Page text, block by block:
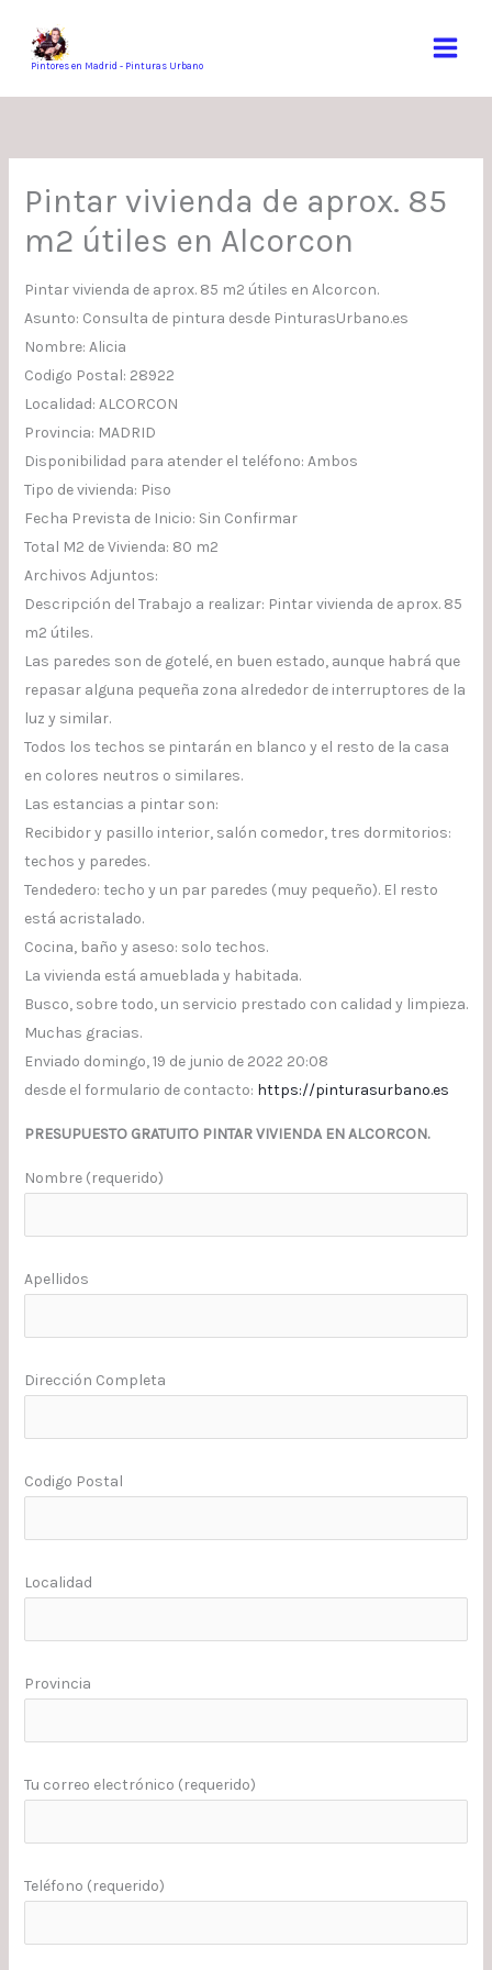
contenidoPintores en Madrid - Pinturas Urbano
Pintar vivienda de aprox. 85
m2 útiles en Alcorcon
Pintar vivienda de aprox. 85 m2 útiles en Alcorcon.
Asunto: Consulta de pintura desde PinturasUrbano.es
Nombre: Alicia
Codigo Postal: 28922
Localidad: ALCORCON
Provincia: MADRID
Disponibilidad para atender el teléfono: Ambos
Tipo de vivienda: Piso
Fecha Prevista de Inicio: Sin Confirmar
Total M2 de Vivienda: 80 m2
Archivos Adjuntos:
Descripción del Trabajo a realizar: Pintar vivienda de aprox. 85
m2 útiles.
Las paredes son de gotelé, en buen estado, aunque habrá que
repasar alguna pequeña zona alrededor de interruptores de la
luz y similar.
Todos los techos se pintarán en blanco y el resto de la casa
en colores neutros o similares.
Las estancias a pintar son:
Recibidor y pasillo interior, salón comedor, tres dormitorios:
techos y paredes.
Tendedero: techo y un par paredes (muy pequeño). El resto
está acristalado.
Cocina, baño y aseso: solo techos.
La vivienda está amueblada y habitada.
Busco, sobre todo, un servicio prestado con calidad y limpieza.
Muchas gracias.
Enviado domingo, 19 de junio de 2022 20:08
desde el formulario de contacto: https://pinturasurbano.es
PRESUPUESTO GRATUITO PINTAR VIVIENDA EN ALCORCON.
Nombre (requerido)
Apellidos
Dirección Completa
Codigo Postal
Localidad
Provincia
Tu correo electrónico (requerido)
Teléfono (requerido)